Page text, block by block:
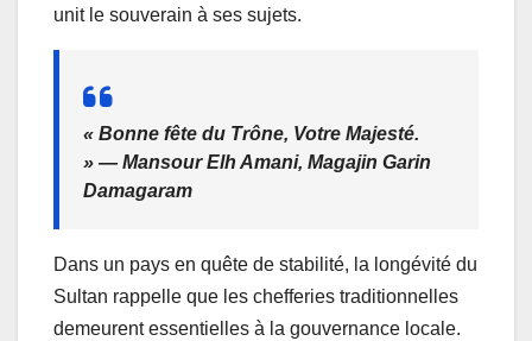
unit le souverain à ses sujets.
« Bonne fête du Trône, Votre Majesté.
» — Mansour Elh Amani, Magajin Garin
Damagaram
Dans un pays en quête de stabilité, la longévité du
Sultan rappelle que les chefferies traditionnelles
demeurent essentielles à la gouvernance locale.